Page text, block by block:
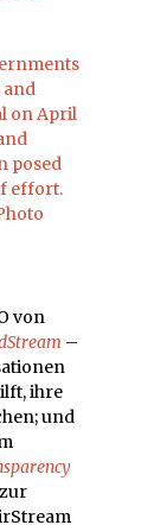
von
–
ihre
und